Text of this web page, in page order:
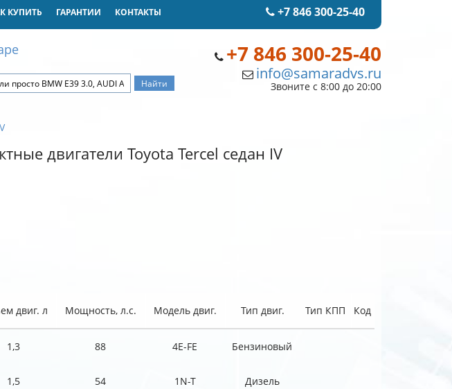
+7 846 300-25-40
КУПИТЬ ГАРАНТИИ КОНТАКТЫ
+7 846 300-25-40
info@samaradvs.ru
Звоните с 8:00 до 20:00
двигатели Toyota Tercel седан IV
двиг. л Мощность, л.с. Модель двиг. Тип двиг. Тип КПП Код
1,3 88 4E-FE Бензиновый
1,5 54 1N-T Дизель